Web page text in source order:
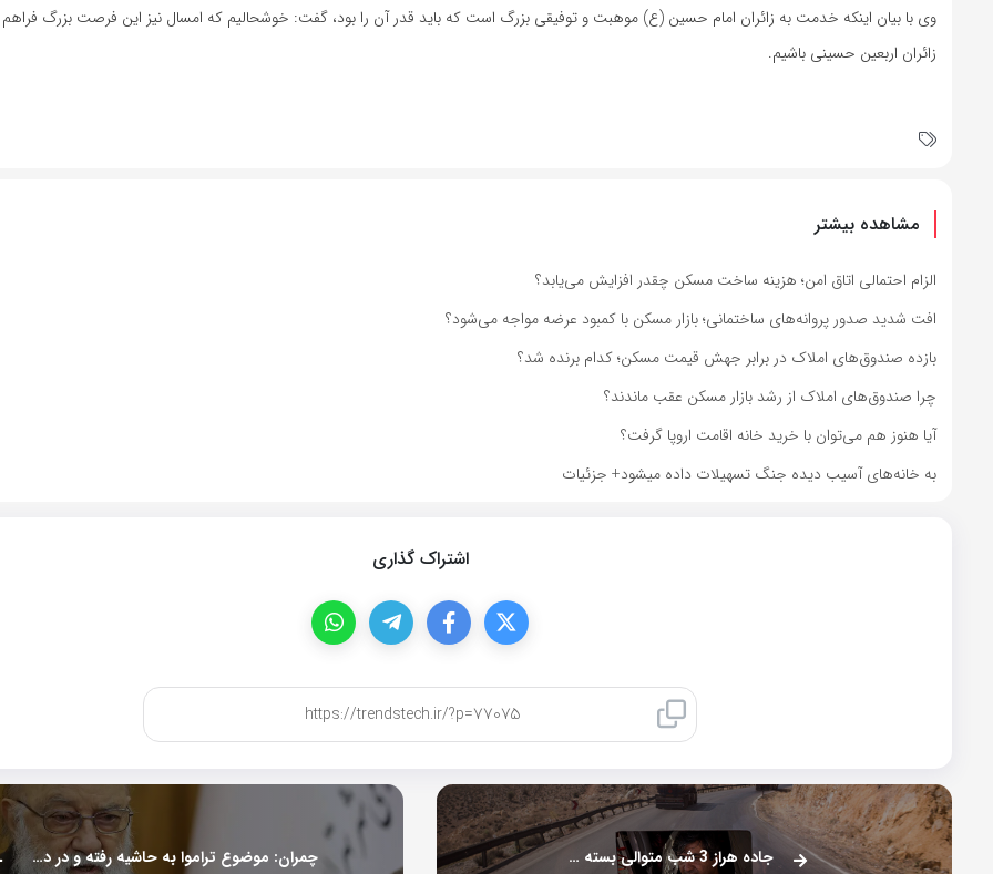
وی با بیان اینکه خدمت به زائران امام حسین (ع) موهبت و توفیقی بزرگ است که باید قدر آن را بود، گفت: خوشحالیم که امسال نیز این فرصت بزرگ
زائران اربعین حسینی باشیم.
مشاهده بیشتر
الزام احتمالی اتاق امن؛ هزینه ساخت مسکن چقدر افزایش می‌یابد؟
افت شدید صدور پروانه‌های ساختمانی؛ بازار مسکن با کمبود عرضه مواجه می‌شود؟
بازده صندوق‌های املاک در برابر جهش قیمت مسکن؛ کدام برنده شد؟
چرا صندوق‌های املاک از رشد بازار مسکن عقب ماندند؟
آیا هنوز هم می‌توان با خرید خانه اقامت اروپا گرفت؟
به خانه‌های آسیب دیده جنگ تسهیلات داده میشود+ جزئیات
اشتراک گذاری
جاده هراز 3 شب متوالی بسته می‌شود چمران: موضوع تراموا به حاشیه رفته و در دستور کار نیست